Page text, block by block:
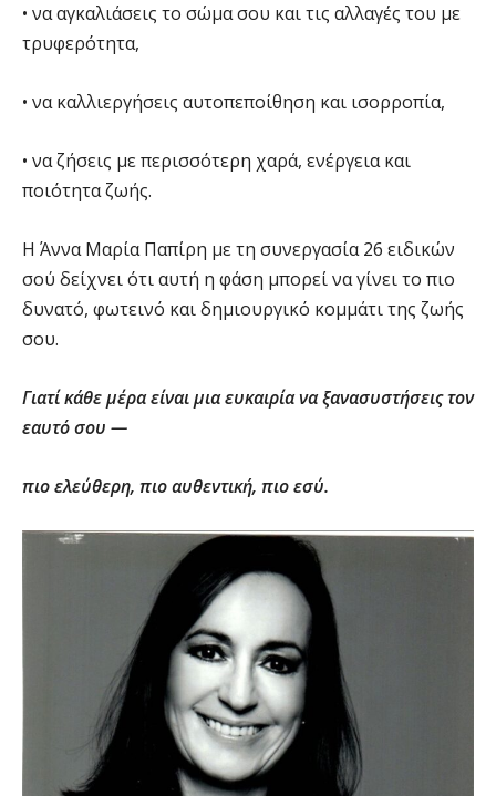
• να αγκαλιάσεις το σώμα σου και τις αλλαγές του με
τρυφερότητα,
• να καλλιεργήσεις αυτοπεποίθηση και ισορροπία,
• να ζήσεις με περισσότερη χαρά, ενέργεια και
ποιότητα ζωής.
Η Άννα Μαρία Παπίρη με τη συνεργασία 26 ειδικών
σού δείχνει ότι αυτή η φάση μπορεί να γίνει το πιο
δυνατό, φωτεινό και δημιουργικό κομμάτι της ζωής
σου.
Γιατί κάθε μέρα είναι μια ευκαιρία να ξανασυστήσεις τον
εαυτό σου —
πιο ελεύθερη, πιο αυθεντική, πιο εσύ.